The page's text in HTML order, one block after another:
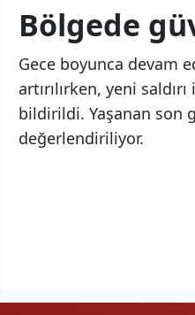
Bölgede
Gece boyunca devam
artırılırken, yeni
bildirildi. Yaşanan son
değerlendiriliyor.